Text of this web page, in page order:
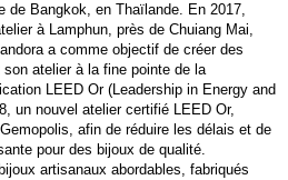
de Bangkok, en Thaïlande. En 2017,
à Lamphun, près de Chuiang Mai,
a comme objectif de créer des
atelier à la fine pointe de la
LEED Or (Leadership in Energy and
un nouvel atelier certifié LEED Or,
afin de réduire les délais et de
pour des bijoux de qualité.
artisanaux abordables, fabriqués